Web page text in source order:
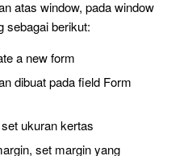
atas window, pada window
sebagai berikut:
a new form
dibuat pada field Form
ukuran kertas
set margin yang